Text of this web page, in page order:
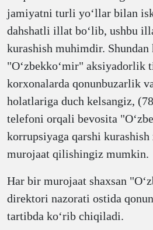
jamiyatni turli yoʻllar bilan
dahshatli illat boʻlib, ushbu
kurashish muhimdir.
"Oʻzbekkoʻmir" aksiyadorlik
korxonalarda qonunbuzarlik
holatlariga duch kelsangiz,
telefoni orqali bevosita
korrupsiyaga qarshi
murojaat qilishingiz mumkin.
Har bir murojaat shaxsan
direktori nazorati ostida
tartibda koʻrib chiqiladi.